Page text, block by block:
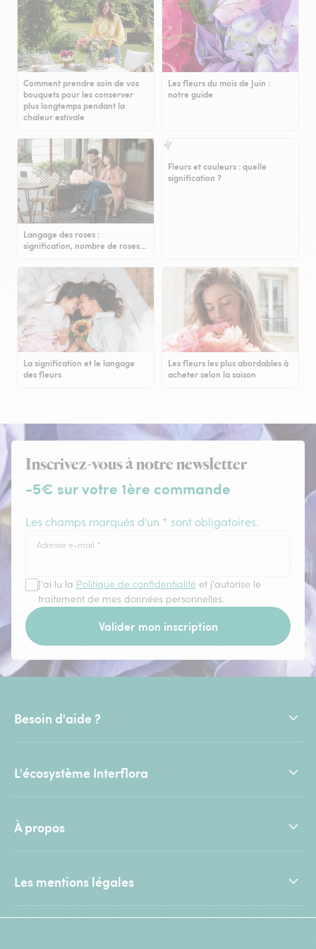
Comment prendre soin de vos
bouquets pour les conserver
plus longtemps pendant la
chaleur estivale
Les fleurs du mois de Juin :
notre guide
Langage des roses :
signification, nombre de roses…
Fleurs et couleurs : quelle
signification ?
La signification et le langage
des fleurs
Les fleurs les plus abordables à
acheter selon la saison
Inscrivez-vous à notre newsletter
-5€ sur votre 1ère commande
Les champs marqués d'un * sont obligatoires.
Adresse e-mail *
J'ai lu la Politique de confidentialité et j'autorise le
traitement de mes données personnelles.
Valider mon inscription
Besoin d'aide ?
L'écosystème Interflora
À propos
Les mentions légales